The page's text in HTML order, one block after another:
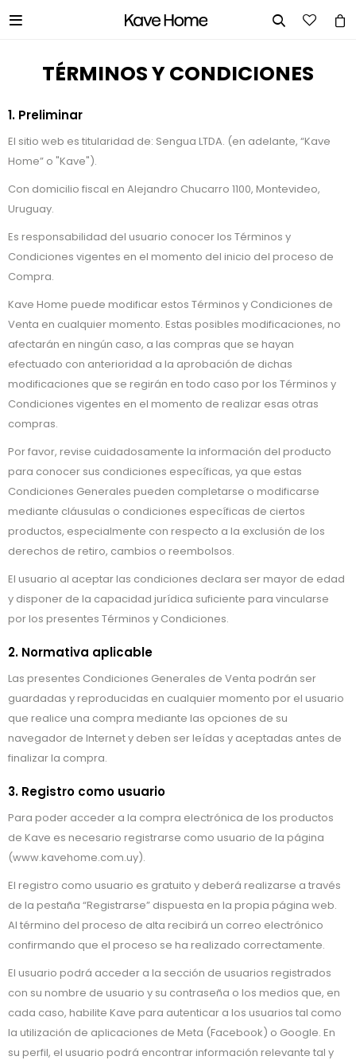
 
TÉRMINOS Y CONDICIONES
1. Preliminar
El sitio web es titularidad de: Sengua LTDA. (en adelante, “Kave
Home” o "Kave").
Con domicilio fiscal en Alejandro Chucarro 1100, Montevideo,
Uruguay.
Es responsabilidad del usuario conocer los Términos y
Condiciones vigentes en el momento del inicio del proceso de
Compra.
Kave Home puede modificar estos Términos y Condiciones de
Venta en cualquier momento. Estas posibles modificaciones, no
afectarán en ningún caso, a las compras que se hayan
efectuado con anterioridad a la aprobación de dichas
modificaciones que se regirán en todo caso por los Términos y
Condiciones vigentes en el momento de realizar esas otras
compras.
Por favor, revise cuidadosamente la información del producto
para conocer sus condiciones específicas, ya que estas
Condiciones Generales pueden completarse o modificarse
mediante cláusulas o condiciones específicas de ciertos
productos, especialmente con respecto a la exclusión de los
derechos de retiro, cambios o reembolsos.
El usuario al aceptar las condiciones declara ser mayor de edad
y disponer de la capacidad jurídica suficiente para vincularse
por los presentes Términos y Condiciones.
2. Normativa aplicable
Las presentes Condiciones Generales de Venta podrán ser
guardadas y reproducidas en cualquier momento por el usuario
que realice una compra mediante las opciones de su
navegador de Internet y deben ser leídas y aceptadas antes de
finalizar la compra.
3. Registro como usuario
Para poder acceder a la compra electrónica de los productos
de Kave es necesario registrarse como usuario de la página
(www.kavehome.com.uy).
El registro como usuario es gratuito y deberá realizarse a través
de la pestaña “Registrarse” dispuesta en la propia página web.
Al término del proceso de alta recibirá un correo electrónico
confirmando que el proceso se ha realizado correctamente.
El usuario podrá acceder a la sección de usuarios registrados
con su nombre de usuario y su contraseña o los medios que, en
cada caso, habilite Kave para autenticar a los usuarios tal como
la utilización de aplicaciones de Meta (Facebook) o Google. En
su perfil, el usuario podrá encontrar información relevante tal y